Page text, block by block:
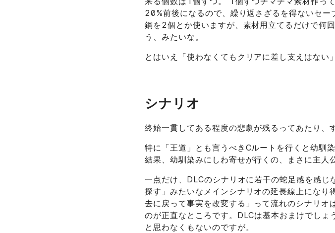
20%前後になるので、繰り返さざるを得ないセ
鋼を2個とか使いますが、素材用立てるだけで何
う、みたいな。
とはいえ「使わなくてもクリアに差し支えはない
シナリオ
終始一貫してある程度の悲劇が残るってあたり、
特に「王道」とも言うべきCルートを行くと幼馴
結果、幼馴染みにしわ寄せが行くの、まさに主人
一点だけ、DLCのシナリオに若干の蛇足感を感
探す」みたいなメインシナリオの延長線上にな
去に戻って事実を改変する」って流れのシナリ
のが正直なところです。DLCは基本おまけでしょ
と思わなくもないのですが。